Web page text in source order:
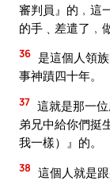
審判員』的﹐這
的手﹑差遣了﹐
36 是這個人領
事神蹟四十年。
37 這就是那一
弟兄中給你們挺
我一樣）』的。
38 這個人就是